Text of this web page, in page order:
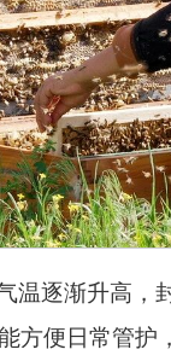
温逐渐升高
方便日常管